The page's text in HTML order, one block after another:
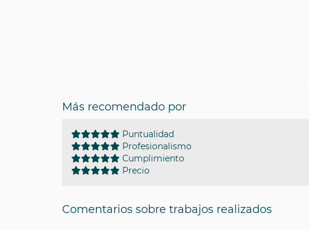
Más recomendado por
Puntualidad
Profesionalismo
Cumplimiento
Precio
Comentarios sobre trabajos realizados